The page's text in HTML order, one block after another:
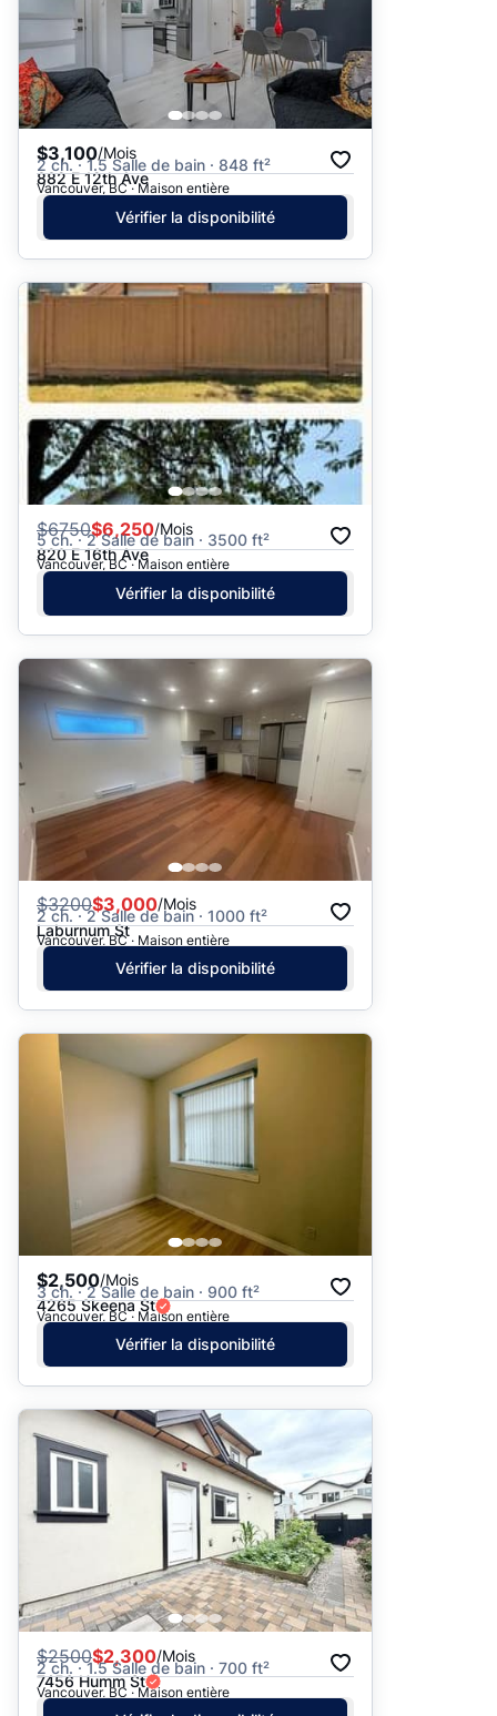
$3,100/Mois
2 ch. · 1.5 Salle de bain · 848 ft²
882 E 12th Ave
Vancouver, BC · Maison entière
Vérifier la disponibilité
$6750$6,250/Mois
5 ch. · 2 Salle de bain · 3500 ft²
820 E 16th Ave
Vancouver, BC · Maison entière
Vérifier la disponibilité
$3200$3,000/Mois
2 ch. · 2 Salle de bain · 1000 ft²
Laburnum St
Vancouver, BC · Maison entière
Vérifier la disponibilité
$2,500/Mois
3 ch. · 2 Salle de bain · 900 ft²
4265 Skeena St
Vancouver, BC · Maison entière
Vérifier la disponibilité
$2500$2,300/Mois
2 ch. · 1.5 Salle de bain · 700 ft²
7456 Humm St
Vancouver, BC · Maison entière